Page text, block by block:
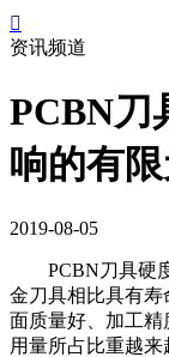

资讯频道
PCBN刀
响的有
2019-08-05
PCBN刀具硬
金刀具相比具有
面质量好、加工
用量所占比重越